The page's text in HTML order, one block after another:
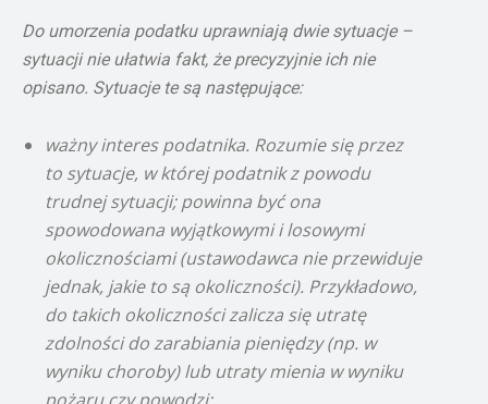
Do umorzenia podatku uprawniają dwie sytuacje –
sytuacji nie ułatwia fakt, że precyzyjnie ich nie
opisano. Sytuacje te są następujące:
ważny interes podatnika. Rozumie się przez
to sytuacje, w której podatnik z powodu
trudnej sytuacji; powinna być ona
spowodowana wyjątkowymi i losowymi
okolicznościami (ustawodawca nie przewiduje
jednak, jakie to są okoliczności). Przykładowo,
do takich okoliczności zalicza się utratę
zdolności do zarabiania pieniędzy (np. w
wyniku choroby) lub utraty mienia w wyniku